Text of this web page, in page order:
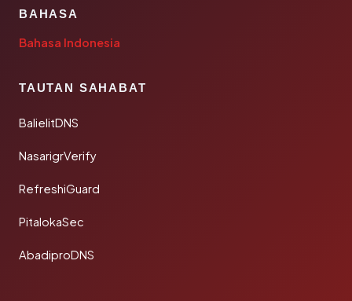
BAHASA
Bahasa Indonesia
TAUTAN SAHABAT
BalielitDNS
NasarigrVerify
RefreshiGuard
PitalokaSec
AbadiproDNS